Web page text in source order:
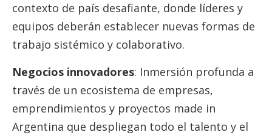
contexto de país desafiante, donde líderes y
equipos deberán establecer nuevas formas de
trabajo sistémico y colaborativo.
Negocios innovadores: Inmersión profunda a
través de un ecosistema de empresas,
emprendimientos y proyectos made in
Argentina que despliegan todo el talento y el